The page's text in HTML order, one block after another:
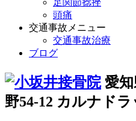
足関節捻挫
頭痛
交通事故メニュー
交通事故治療
ブログ
愛
野54-12 カルナド